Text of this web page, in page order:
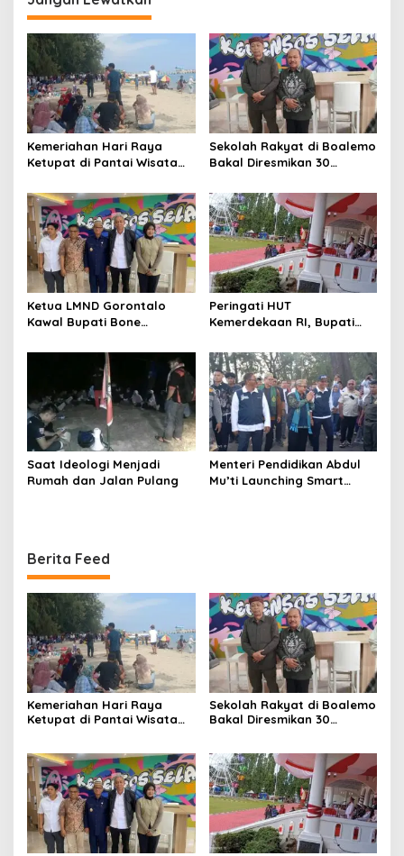
Kemeriahan Hari Raya
Ketupat di Pantai Wisata
Sekolah Rakyat di Boalemo
Bakal Diresmikan 30
Ketua LMND Gorontalo
Kawal Bupati Bone
Dorong Sekolah Rakyat
Putus Rantai Kemiskinan
Peringati HUT
Kemerdekaan RI, Bupati
Bersatu Menuju Adil
Makmur
Saat Ideologi Menjadi
Rumah dan Jalan Pulang
Menteri Pendidikan Abdul
Mu’ti Launching Smart
Berita Feed
Kemeriahan Hari Raya
Ketupat di Pantai Wisata
Sekolah Rakyat di Boalemo
Bakal Diresmikan 30